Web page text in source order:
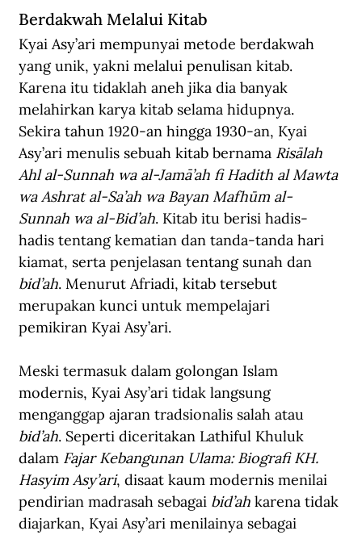
Berdakwah Melalui Kitab
Kyai Asy’ari mempunyai metode berdakwah
yang unik, yakni melalui penulisan kitab.
Karena itu tidaklah aneh jika dia banyak
melahirkan karya kitab selama hidupnya.
Sekira tahun 1920-an hingga 1930-an, Kyai
Asy’ari menulis sebuah kitab bernama Risālah
Ahl al-Sunnah wa al-Jamā’ah fi Hadith al Mawta
wa Ashrat al-Sa’ah wa Bayan Mafhūm al-
Sunnah wa al-Bid’ah. Kitab itu berisi hadis-
hadis tentang kematian dan tanda-tanda hari
kiamat, serta penjelasan tentang sunah dan
bid’ah. Menurut Afriadi, kitab tersebut
merupakan kunci untuk mempelajari
pemikiran Kyai Asy’ari.
Meski termasuk dalam golongan Islam
modernis, Kyai Asy’ari tidak langsung
menganggap ajaran tradsionalis salah atau
bid’ah. Seperti diceritakan Lathiful Khuluk
dalam Fajar Kebangunan Ulama: Biografi KH.
Hasyim Asy’ari, disaat kaum modernis menilai
pendirian madrasah sebagai bid’ah karena tidak
diajarkan, Kyai Asy’ari menilainya sebagai